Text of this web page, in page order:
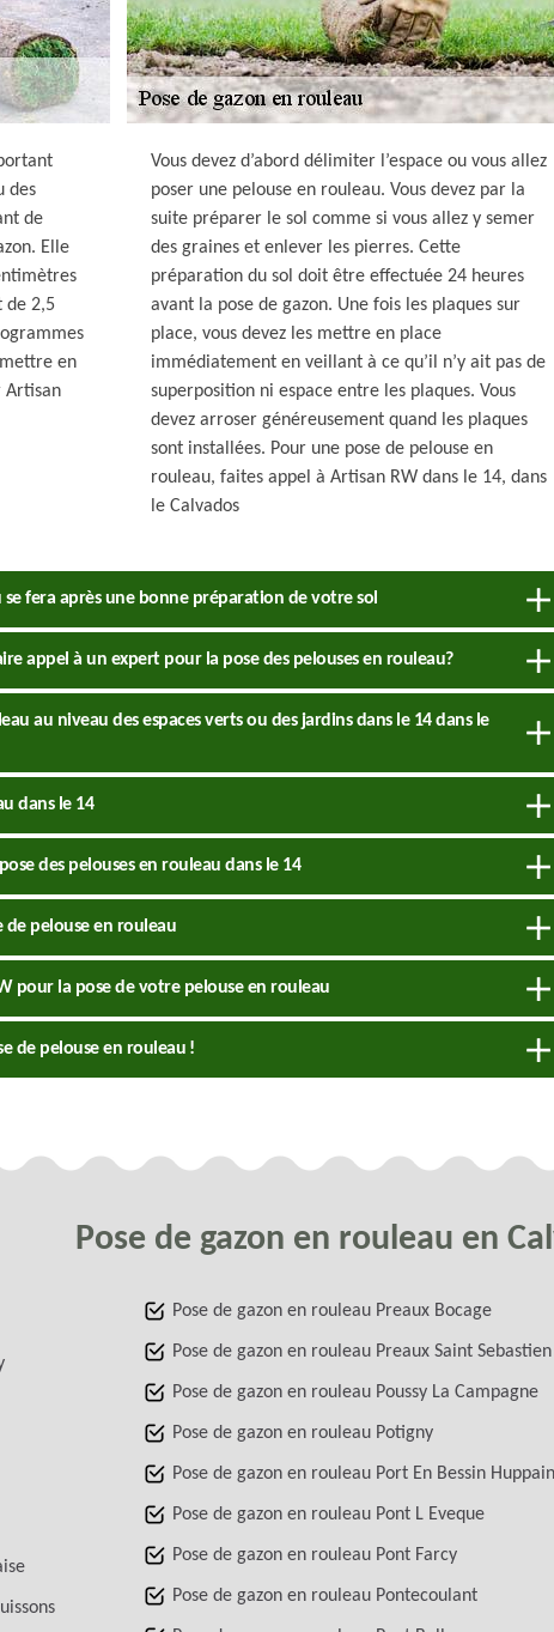
des
de
Elle
de 2,5
en
Artisan
Vous devez d’abord délimiter l’espace ou vous allez
poser une pelouse en rouleau. Vous devez par la
suite préparer le sol comme si vous allez y semer
des graines et enlever les pierres. Cette
préparation du sol doit être effectuée 24 heures
avant la pose de gazon. Une fois les plaques sur
place, vous devez les mettre en place
immédiatement en veillant à ce qu’il n’y ait pas de
superposition ni espace entre les plaques. Vous
devez arroser généreusement quand les plaques
sont installées. Pour une pose de pelouse en
rouleau, faites appel à Artisan RW dans le 14, dans
le Calvados
fera après une bonne préparation de votre sol
appel à un expert pour la pose des pelouses en rouleau?
au niveau des espaces verts ou des jardins dans le 14 dans le
dans le 14
des pelouses en rouleau dans le 14
pelouse en rouleau
pour la pose de votre pelouse en rouleau
de pelouse en rouleau !
Pose de gazon en rouleau en
Pose de gazon en rouleau Preaux Bocage
Pose de gazon en rouleau Preaux Saint Sebastien
Pose de gazon en rouleau Poussy La Campagne
Pose de gazon en rouleau Potigny
Pose de gazon en rouleau Port En Bessin Huppain
Pose de gazon en rouleau Pont L Eveque
Pose de gazon en rouleau Pont Farcy
Pose de gazon en rouleau Pontecoulant